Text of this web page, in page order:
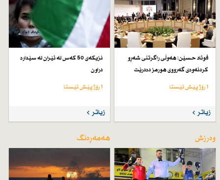
فوئاد حسێن: هەوڵی راگرتنی شەڕو
كردنەوەی گەرووی هورمز دەدرێت
1 رۆژ پێش ئێستا
زیاتر
نزیكەی 50 كەس لە ئێران لە سێدارە
دراون
1 رۆژ پێش ئێستا
زیاتر
وەرزش هەمەڕەنگ